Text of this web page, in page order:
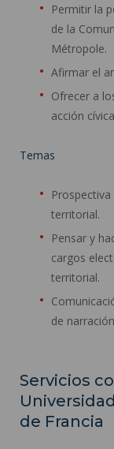
Permitir la
de la
Métropole.
Afirmar el
Ofrecer a
acción
Temas
territorial.
Pensar y
cargos
territorial.
de
Servicios
de Francia